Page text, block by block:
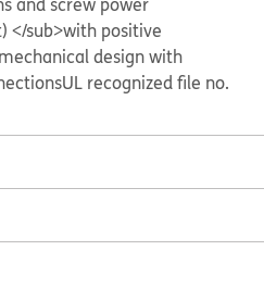
</sub>with positive
design with
UL recognized file no.